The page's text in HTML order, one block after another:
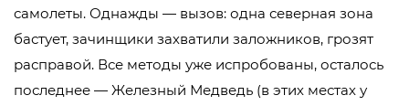
самолеты. Однажды — вызов: одна северная зона
бастует, зачинщики захватили заложников, грозят
расправой. Все методы уже испробованы, осталось
последнее — Железный Медведь (в этих местах у